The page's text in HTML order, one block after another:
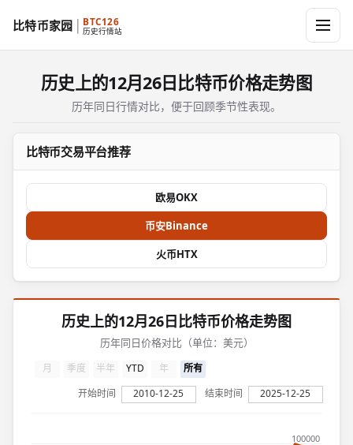
比特币家园 BTC126
历史行情站
历史上的12月26日比特币价格走势图
历年同日行情对比，便于回顾季节性表现。
比特币交易平台推荐
欧易OKX
币安Binance
火币HTX
历史上的12月26日比特币价格走势图
历年同日价格对比（单位：美元）
100000
月 季度 半年 YTD 年
所有
开始时间
2010-12-25 结束时间 2025-12-25